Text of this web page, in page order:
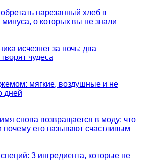
нарезанный хлеб в
минуса, о которых вы не знали
исчезнет за ночь: два
чудеса
мягкие, воздушные и не
дней
снова возвращается в моду: что
почему его называют счастливым
3 ингредиента, которые не